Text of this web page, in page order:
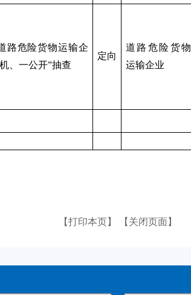
路危险货物运输企
、一公开”抽查
定向
道路危险货物
运输企业
【打印本页】 【关闭页面】